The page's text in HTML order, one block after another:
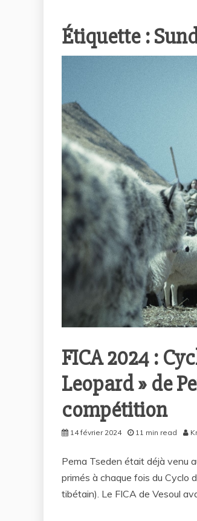
Étiquette :
FICA 2024 :
Leopard » de
compétition
14 février 2024 11 min read
Pema Tseden était déjà venu
primés à chaque fois du Cyclo
tibétain). Le FICA de Vesoul